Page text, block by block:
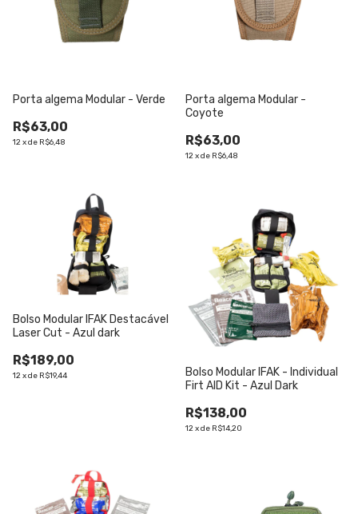
Porta algema Modular - Verde
R$63,00
12xde R$6,48
Porta algema Modular -
Coyote
R$63,00
12xde R$6,48
Bolso Modular IFAK Destacável
Laser Cut - Azul dark
R$189,00
12xde R$19,44
Bolso Modular IFAK - Individual
Firt AID Kit - Azul Dark
R$138,00
12xde R$14,20